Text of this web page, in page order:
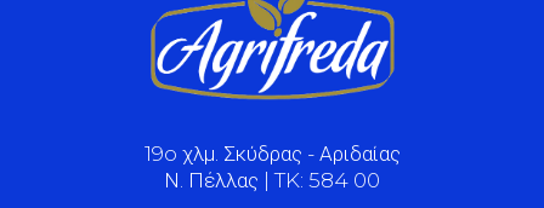
19o χλμ. Σκύδρας - Αριδαίας
Ν. Πέλλας | TK: 584 00